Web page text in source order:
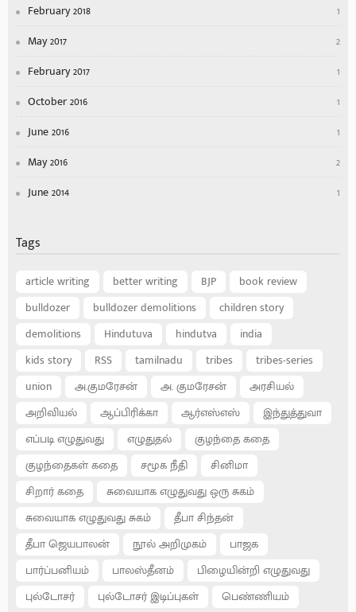
February 2018
1
May 2017
2
February 2017
1
October 2016
1
June 2016
1
May 2016
2
June 2014
1
Tags
article writing better writing BJP
book review
bulldozer
bulldozer demolitions
children story
demolitions
Hindutuva hindutva
india
kids story
RSS tamilnadu tribes
tribes-series
union
அ.குமரேசன் அ. குமரேசன்
அரசியல்
அறிவியல்
ஆப்பிரிக்கா ஆர்எஸ்எஸ்
இந்துத்துவா
எப்படி எழுதுவது
எழுதுதல்
குழந்தை கதை
குழந்தைகள் கதை
சமூக நீதி
சினிமா
சிறார் கதை
சுவையாக எழுதுவது ஒரு சுகம்
சுவையாக எழுதுவது சுகம்
தீபா சிந்தன்
தீபா ஜெயபாலன்
நூல் அறிமுகம்
பாஜக
பார்ப்பனியம்
பாலஸ்தீனம்
பிழையின்றி எழுதுவது
புல்டோசர்
புல்டோசர் இடிப்புகள்
பெண்ணியம்